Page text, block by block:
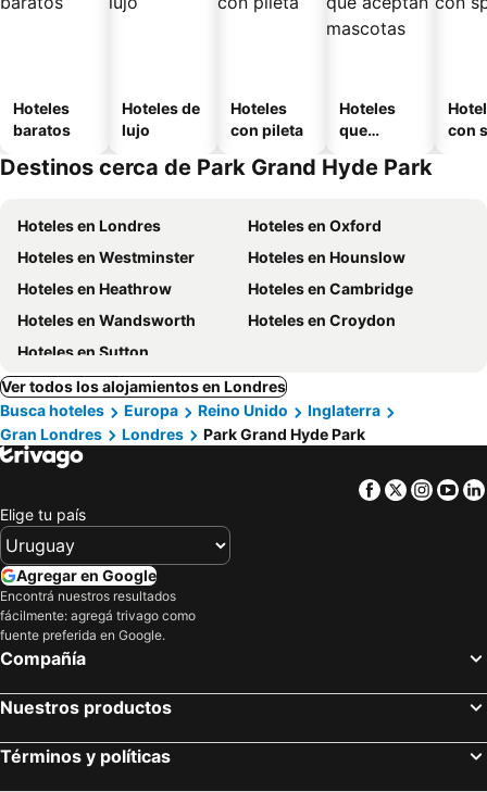
Hoteles
baratos
Hoteles de
lujo
Hoteles
con pileta
Hoteles
que
mascotas
con
Destinos cerca de Park Grand Hyde Park
Hoteles en Londres
Hoteles en Oxford
Hoteles en Westminster
Hoteles en Hounslow
Hoteles en Heathrow
Hoteles en Cambridge
Hoteles en Wandsworth
Hoteles en Croydon
Hoteles en Sutton
Ver todos los alojamientos en Londres
Busca hoteles
Europa Reino Unido
Inglaterra
Gran Londres
Londres Park Grand Hyde Park
Facebook
Twitter
Elige tu país
Agregar en Google
Encontrá nuestros resultados
fácilmente: agregá trivago como
fuente preferida en Google.
Compañía
Nuestros productos
Términos y políticas